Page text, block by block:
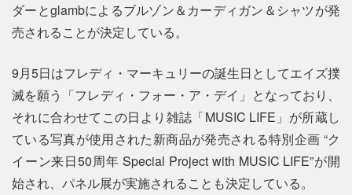
ダーとglambによるブルゾン＆カーディガン＆シャツが発
売されることが決定している。
9月5日はフレディ・マーキュリーの誕生日としてエイズ撲
滅を願う「フレディ・フォー・ア・デイ」となっており、
それに合わせてこの日より雑誌「MUSIC LIFE」が所蔵し
ている写真が使用された新商品が発売される特別企画 “ク
イーン来日50周年 Special Project with MUSIC LIFE”が開
始され、パネル展が実施されることも決定している。